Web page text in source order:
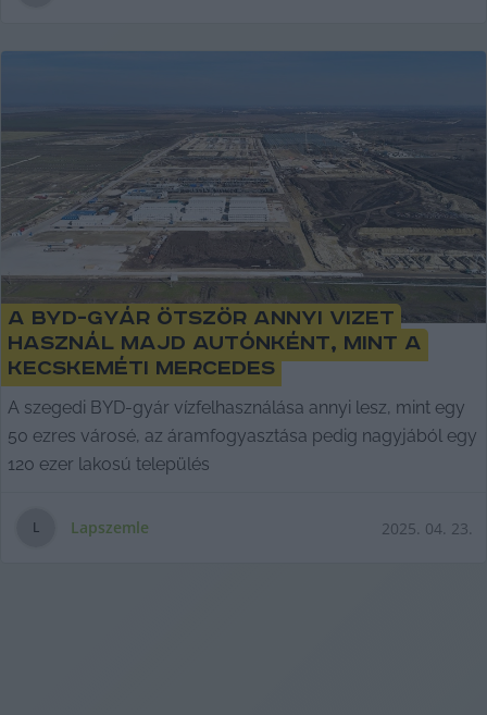
A BYD-gyár ötször annyi vizet
használ majd autónként, mint a
kecskeméti Mercedes
A szegedi BYD-gyár vízfelhasználása annyi lesz, mint egy
50 ezres városé, az áramfogyasztása pedig nagyjából egy
120 ezer lakosú település
L Lapszemle 2025. 04. 23.